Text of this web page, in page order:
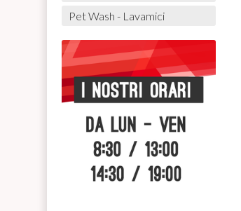
Pet Wash - Lavamici